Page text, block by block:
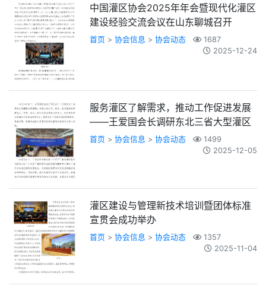
中国灌区协会2025年年会暨现代化灌区
建设经验交流会议在山东聊城召开
首页 > 协会信息 > 协会动态
1687
2025-12-24
服务灌区了解需求，推动工作促进发展
——王爱国会长调研东北三省大型灌区
首页 > 协会信息 > 协会动态
1499
2025-12-05
灌区建设与管理新技术培训暨团体标准
宣贯会成功举办
首页 > 协会信息 > 协会动态
1357
2025-11-04